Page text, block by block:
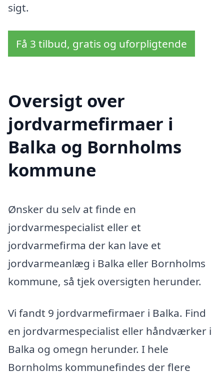
sigt.
Få 3 tilbud, gratis og uforpligtende
Oversigt over
jordvarmefirmaer i
Balka og Bornholms
kommune
Ønsker du selv at finde en
jordvarmespecialist eller et
jordvarmefirma der kan lave et
jordvarmeanlæg i Balka eller Bornholms
kommune, så tjek oversigten herunder.
Vi fandt 9 jordvarmefirmaer i Balka. Find
en jordvarmespecialist eller håndværker i
Balka og omegn herunder. I hele
Bornholms kommunefindes der flere